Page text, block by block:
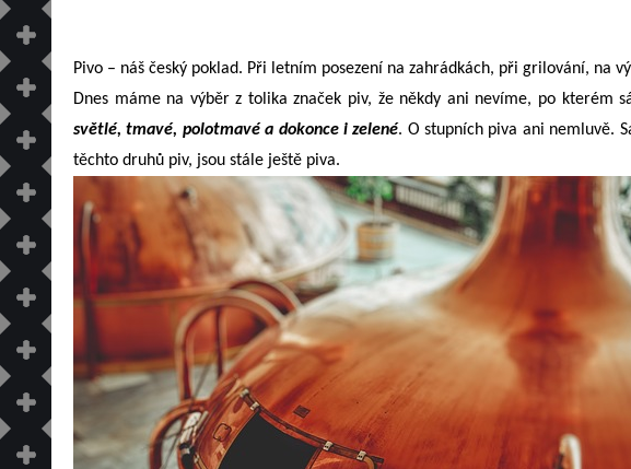
Pivo – náš český poklad. Při letním posezení na zahrádkách, při grilování,
Dnes máme na výběr z tolika značek piv, že někdy ani nevíme, po kterém
světlé, tmavé, polotmavé a dokonce i zelené. O stupních piva ani nemluvě.
těchto druhů piv, jsou stále ještě piva.